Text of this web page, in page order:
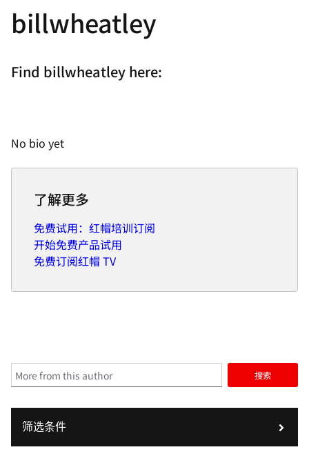
billwheatley
Find billwheatley here:
No bio yet
了解更多
免费试用：红帽培训订阅
开始免费产品试用
免费订阅红帽 TV
搜索
筛选条件